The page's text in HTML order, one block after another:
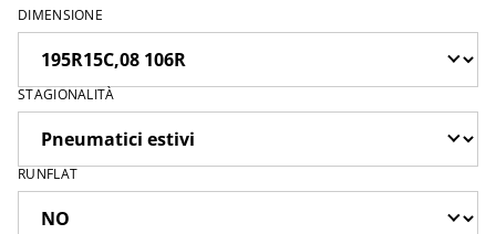
DIMENSIONE
STAGIONALITÀ
RUNFLAT